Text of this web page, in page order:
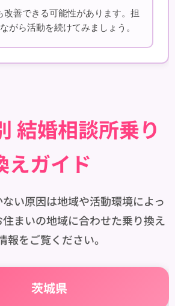
改善できる可能性があります。担
がら活動を続けてみましょう。
結婚相談所乗り
えガイド
い原因は地域や活動環境によっ
まいの地域に合わせた乗り換え
報をご覧ください。
🌸 茨城県